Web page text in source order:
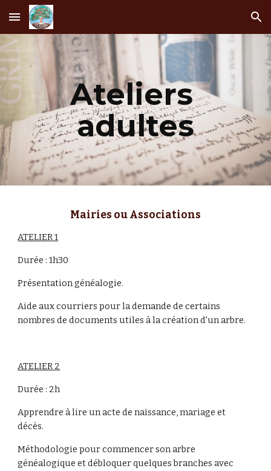
Skip to main content Skip to navigation
Ateliers
adultes
Mairies ou Associations
ATELIER 1
Durée : 1h30
Présentation généalogie.
Aide aux courriers pour la demande de certains
nombres de documents utiles à la création d'un arbre.
ATELIER 2
Durée : 2h
Apprendre à lire un acte de naissance, mariage et
décès.
Méthodologie pour commencer son arbre
généalogique et débloquer quelques branches avec